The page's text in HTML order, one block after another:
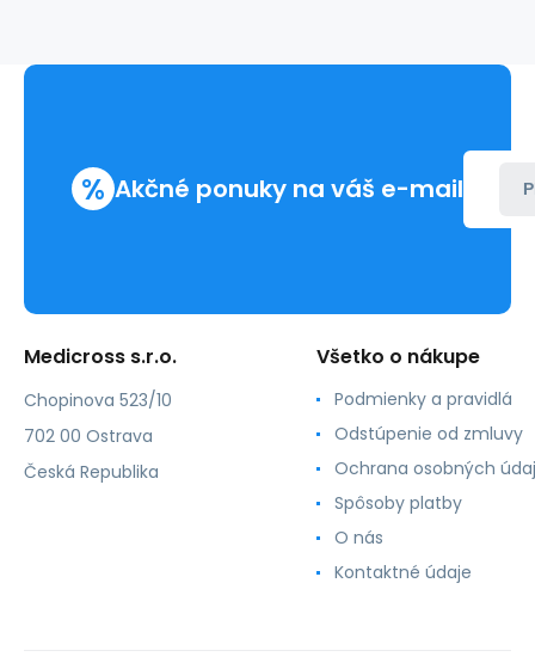
(24ks)
% Akčné ponuky na váš e-mail
Medicross s.r.o.
Chopinova 523/10
702 00 Ostrava
Česká Republika
Všetko o nákupe
Podmienky a pravidlá
Odstúpenie od zmluvy
Ochrana osobných
Spôsoby platby
O nás
Kontaktné údaje